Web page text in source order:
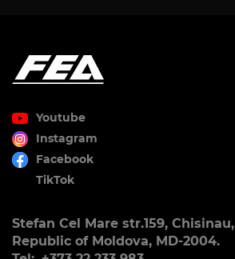
Youtube
Instagram
Facebook
TikTok
Stefan Cel Mare str.159, Chisinau,
Republic of Moldova, MD-2004.